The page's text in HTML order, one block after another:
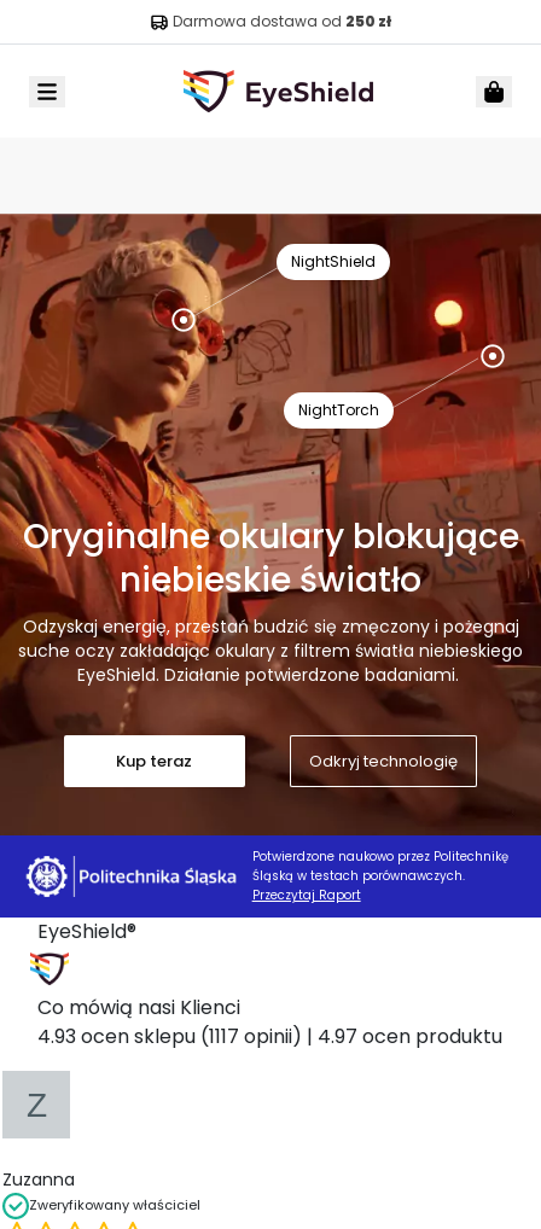
Darmowa dostawa od 250 zł
Oryginalne okulary blokujące
niebieskie światło
Odzyskaj energię, przestań budzić się zmęczony i pożegnaj
suche oczy zakładając okulary z filtrem światła niebieskiego
EyeShield. Działanie potwierdzone badaniami.
Kup teraz Odkryj technologię
NightShield
NightTorch
Potwierdzone naukowo przez Politechnikę
Śląską w testach porównawczych.
Przeczytaj Raport
EyeShield®
Co mówią nasi Klienci
4.93 ocen sklepu (1117 opinii) | 4.97 ocen produktu
Zuzanna
Zweryfikowany właściciel